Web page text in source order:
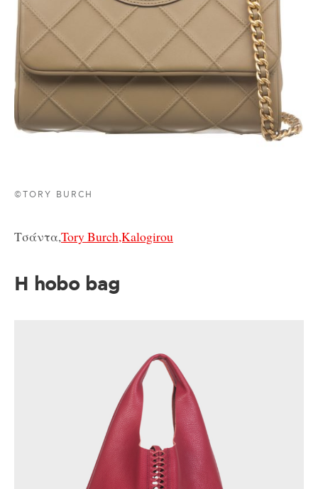
©TORY BURCH
Τσάντα,Tory Burch,Kalogirou
Η hobo bag